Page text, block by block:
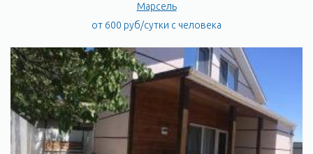
Марсель
от 600 руб/сутки с человека